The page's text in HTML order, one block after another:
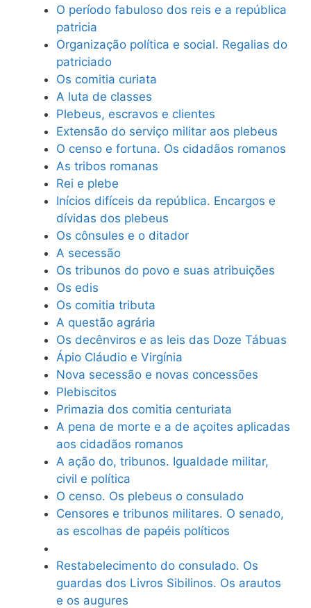
O período fabuloso dos reis e a república
patricia
Organização política e social. Regalias do
patriciado
Os comitia curiata
A luta de classes
Plebeus, escravos e clientes
Extensão do serviço militar aos plebeus
O censo e fortuna. Os cidadãos romanos
As tribos romanas
Rei e plebe
Inícios difíceis da república. Encargos e
dívidas dos plebeus
Os cônsules e o ditador
A secessão
Os tribunos do povo e suas atribuições
Os edis
Os comitia tributa
A questão agrária
Os decênviros e as leis das Doze Tábuas
Ápio Cláudio e Virgínia
Nova secessão e novas concessões
Plebiscitos
Primazia dos comitia centuriata
A pena de morte e a de açoites aplicadas
aos cidadãos romanos
A ação do, tribunos. Igualdade militar,
civil e política
O censo. Os plebeus o consulado
Censores e tribunos militares. O senado,
as escolhas de papéis políticos
Restabelecimento do consulado. Os
guardas dos Livros Sibilinos. Os arautos
e os augures